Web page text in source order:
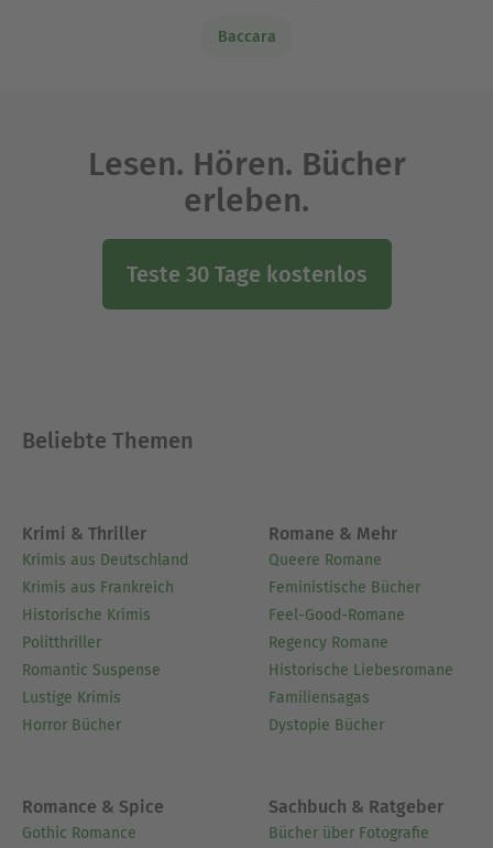
Baccara
Lesen. Hören. Bücher
erleben.
Teste 30 Tage kostenlos
Beliebte Themen
Krimi & Thriller
Krimis aus Deutschland
Krimis aus Frankreich
Historische Krimis
Politthriller
Romantic Suspense
Lustige Krimis
Horror Bücher
Romane & Mehr
Queere Romane
Feministische Bücher
Feel-Good-Romane
Regency Romane
Historische Liebesromane
Familiensagas
Dystopie Bücher
Romance & Spice
Gothic Romance
Sachbuch & Ratgeber
Bücher über Fotografie